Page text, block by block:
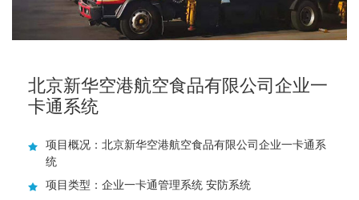
北京新华空港航空食品有限公司企业一
卡通系统
项目概况：北京新华空港航空食品有限公司企业一卡通系
统
项目类型：企业一卡通管理系统 安防系统